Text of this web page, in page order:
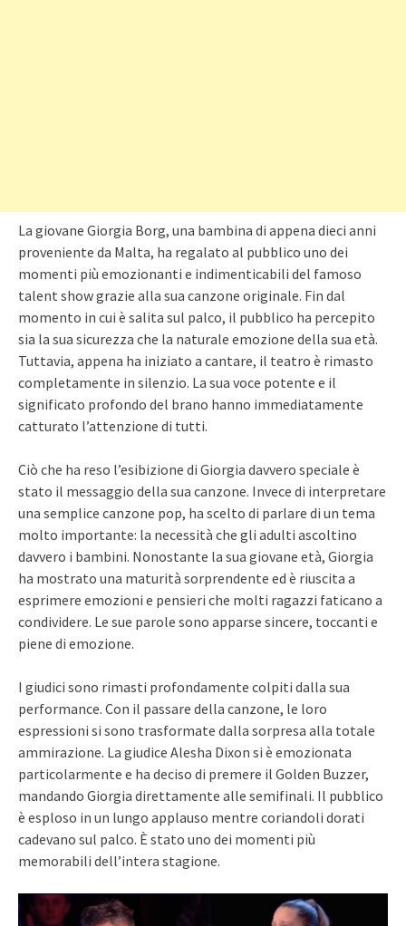
La giovane Giorgia Borg, una bambina di appena dieci anni
proveniente da Malta, ha regalato al pubblico uno dei
momenti più emozionanti e indimenticabili del famoso
talent show grazie alla sua canzone originale. Fin dal
momento in cui è salita sul palco, il pubblico ha percepito
sia la sua sicurezza che la naturale emozione della sua età.
Tuttavia, appena ha iniziato a cantare, il teatro è rimasto
completamente in silenzio. La sua voce potente e il
significato profondo del brano hanno immediatamente
catturato l’attenzione di tutti.
Ciò che ha reso l’esibizione di Giorgia davvero speciale è
stato il messaggio della sua canzone. Invece di interpretare
una semplice canzone pop, ha scelto di parlare di un tema
molto importante: la necessità che gli adulti ascoltino
davvero i bambini. Nonostante la sua giovane età, Giorgia
ha mostrato una maturità sorprendente ed è riuscita a
esprimere emozioni e pensieri che molti ragazzi faticano a
condividere. Le sue parole sono apparse sincere, toccanti e
piene di emozione.
I giudici sono rimasti profondamente colpiti dalla sua
performance. Con il passare della canzone, le loro
espressioni si sono trasformate dalla sorpresa alla totale
ammirazione. La giudice Alesha Dixon si è emozionata
particolarmente e ha deciso di premere il Golden Buzzer,
mandando Giorgia direttamente alle semifinali. Il pubblico
è esploso in un lungo applauso mentre coriandoli dorati
cadevano sul palco. È stato uno dei momenti più
memorabili dell’intera stagione.